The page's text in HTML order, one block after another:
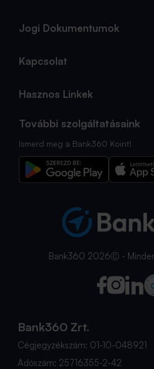
Jogi Dokumentumok
Kapcsolat
Hasznos Linkek
További szolgáltatásaink
Ismerd meg a Bank360 Koint!
Bank360 2026Ⓒ -
Bank360 Zrt.
Cégjegyzékszám: 01-10-048921
Adószám: 25716355-2-42